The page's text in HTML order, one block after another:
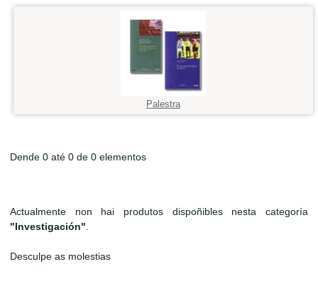
Palestra
Dende 0 até 0 de 0 elementos
Actualmente non hai produtos dispoñibles nesta categoría
"Investigación"
Desculpe as molestias